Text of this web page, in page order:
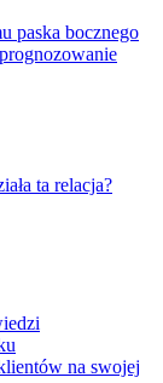
paska bocznego
ta relacja?
na swojej